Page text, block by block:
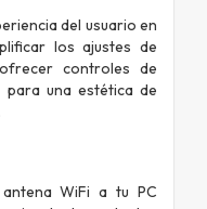
del usuario en
los ajustes de
controles de
para una estética de
WiFi a tu PC